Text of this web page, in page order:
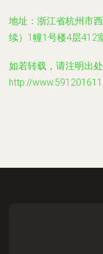
地址：浙江省杭州市
续）1幢1号楼4层412
如若转载，请注明出处
http://